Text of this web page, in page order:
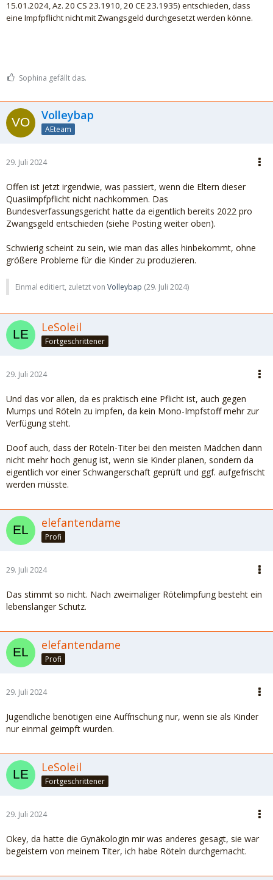
15.01.2024, Az. 20 CS 23.1910, 20 CE 23.1935) entschieden, dass
eine Impfpflicht nicht mit Zwangsgeld durchgesetzt werden könne.
Sophina gefällt das.
Volleybap
AEteam
29. Juli 2024
Offen ist jetzt irgendwie, was passiert, wenn die Eltern dieser
Quasiimpfpflicht nicht nachkommen. Das
Bundesverfassungsgericht hatte da eigentlich bereits 2022 pro
Zwangsgeld entschieden (siehe Posting weiter oben).
Schwierig scheint zu sein, wie man das alles hinbekommt, ohne
größere Probleme für die Kinder zu produzieren.
Einmal editiert, zuletzt von Volleybap (29. Juli 2024)
LeSoleil
Fortgeschrittener
29. Juli 2024
Und das vor allen, da es praktisch eine Pflicht ist, auch gegen
Mumps und Röteln zu impfen, da kein Mono-Impfstoff mehr zur
Verfügung steht.
Doof auch, dass der Röteln-Titer bei den meisten Mädchen dann
nicht mehr hoch genug ist, wenn sie Kinder planen, sondern da
eigentlich vor einer Schwangerschaft geprüft und ggf. aufgefrischt
werden müsste.
elefantendame
Profi
29. Juli 2024
Das stimmt so nicht. Nach zweimaliger Rötelimpfung besteht ein
lebenslanger Schutz.
elefantendame
Profi
29. Juli 2024
Jugendliche benötigen eine Auffrischung nur, wenn sie als Kinder
nur einmal geimpft wurden.
LeSoleil
Fortgeschrittener
29. Juli 2024
Okey, da hatte die Gynäkologin mir was anderes gesagt, sie war
begeistern von meinem Titer, ich habe Röteln durchgemacht.